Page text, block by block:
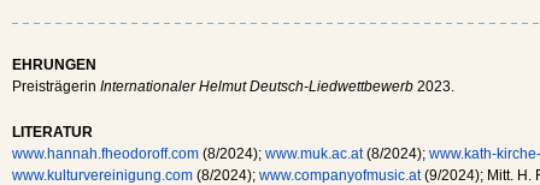
EHRUNGEN
Preisträgerin Internationaler Helmut Deutsch-Liedwettbewerb 2023.
LITERATUR
www.hannah.fheodoroff.com (8/2024); www.muk.ac.at(8/2024); www.kath-
www.kulturvereinigung.com (8/2024); www.companyofmusic.at(9/2024); Mitt. H.